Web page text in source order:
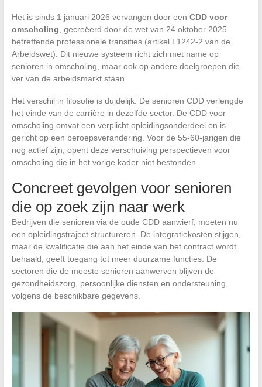
Het is sinds 1 januari 2026 vervangen door een CDD voor
omscholing, gecreëerd door de wet van 24 oktober 2025
betreffende professionele transities (artikel L1242-2 van de
Arbeidswet). Dit nieuwe systeem richt zich met name op
senioren in omscholing, maar ook op andere doelgroepen die
ver van de arbeidsmarkt staan.
Het verschil in filosofie is duidelijk. De senioren CDD verlengde
het einde van de carrière in dezelfde sector. De CDD voor
omscholing omvat een verplicht opleidingsonderdeel en is
gericht op een beroepsverandering. Voor de 55-60-jarigen die
nog actief zijn, opent deze verschuiving perspectieven voor
omscholing die in het vorige kader niet bestonden.
Concreet gevolgen voor senioren
die op zoek zijn naar werk
Bedrijven die senioren via de oude CDD aanwierf, moeten nu
een opleidingstraject structureren. De integratiekosten stijgen,
maar de kwalificatie die aan het einde van het contract wordt
behaald, geeft toegang tot meer duurzame functies. De
sectoren die de meeste senioren aanwerven blijven de
gezondheidszorg, persoonlijke diensten en ondersteuning,
volgens de beschikbare gegevens.